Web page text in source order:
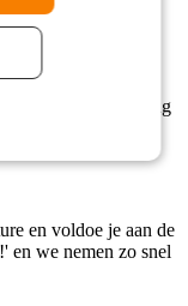
Excel,
houding;
taal, zowel mondeling
en voldoe je aan de
en we nemen zo snel